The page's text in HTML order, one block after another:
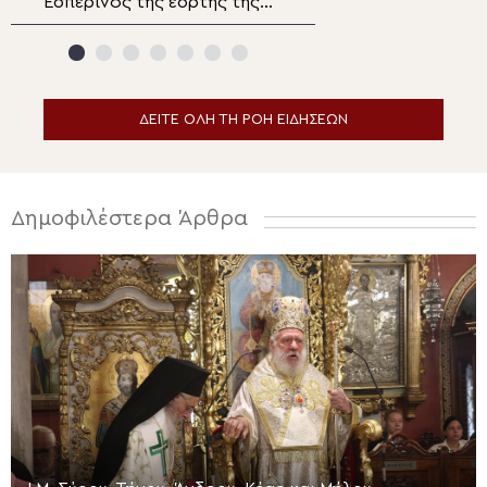
Μεταμορφώσεως του Κυρίου
στην Κάτω Μερά Ιεράπετρας
ΔΕΙΤΕ ΟΛΗ ΤΗ ΡΟΗ ΕΙΔΗΣΕΩΝ
Δημοφιλέστερα Άρθρα